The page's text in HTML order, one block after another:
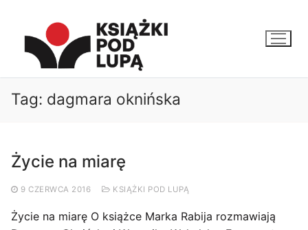
Tag: dagmara oknińska
Życie na miarę
9 CZERWCA 2016 KSIĄŻKI POD LUPĄ
Życie na miarę O książce Marka Rabija rozmawiają